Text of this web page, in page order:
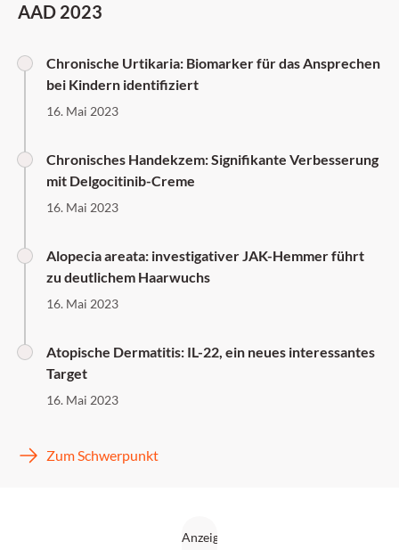
AAD 2023
Chronische Urtikaria: Biomarker für das Ansprechen
bei Kindern identifiziert
16. Mai 2023
Chronisches Handekzem: Signifikante Verbesserung
mit Delgocitinib-Creme
16. Mai 2023
Alopecia areata: investigativer JAK-Hemmer führt
zu deutlichem Haarwuchs
16. Mai 2023
Atopische Dermatitis: IL-22, ein neues interessantes
Target
16. Mai 2023
Zum Schwerpunkt